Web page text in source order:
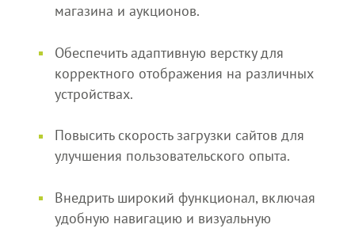
магазина и аукционов.
Обеспечить адаптивную верстку для
корректного отображения на различных
устройствах.
Повысить скорость загрузки сайтов для
улучшения пользовательского опыта.
Внедрить широкий функционал, включая
удобную навигацию и визуальную